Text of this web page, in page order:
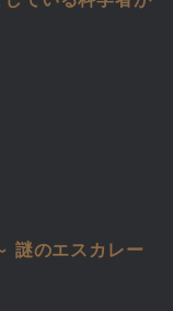
謎のエスカレー